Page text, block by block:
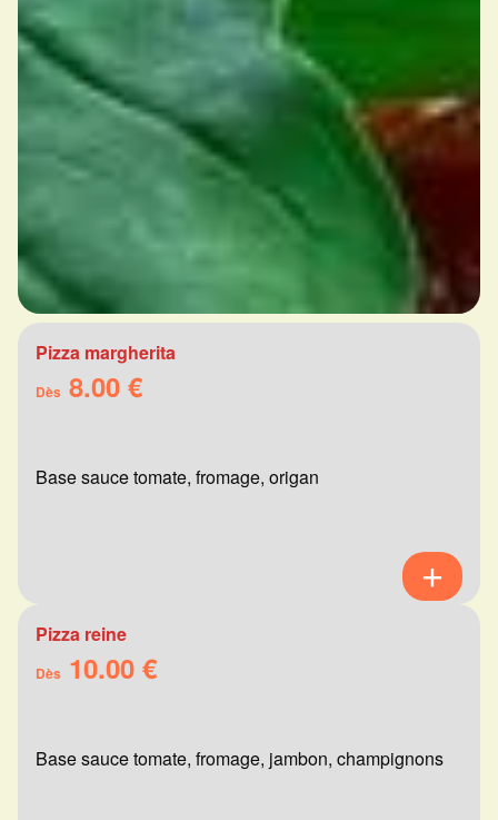
Pizza margherita
Dès 8.00 €
Base sauce tomate, fromage, origan
Pizza reine
Dès 10.00 €
Base sauce tomate, fromage, jambon, champignons